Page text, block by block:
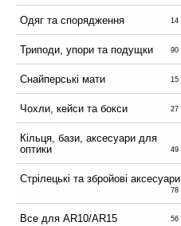
Одяг та спорядження 14
Триподи, упори та подущки 90
Снайперські мати 15
Чохли, кейси та бокси 27
Кільця, бази, аксесуари для
оптики
49
Стрілецькі та збройові аксесуари
78
Все для AR10/AR15 56